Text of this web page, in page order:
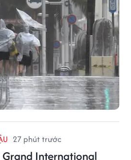
27 phút trước
Grand International